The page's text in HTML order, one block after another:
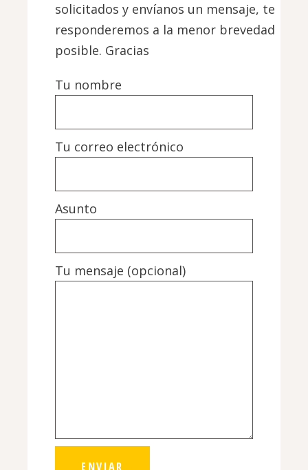
solicitados y envíanos un mensaje, te
responderemos a la menor brevedad
posible. Gracias
Tu nombre
Tu correo electrónico
Asunto
Tu mensaje (opcional)
ENVIAR